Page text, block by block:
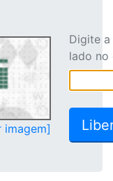
imagem]
Digite
lado no